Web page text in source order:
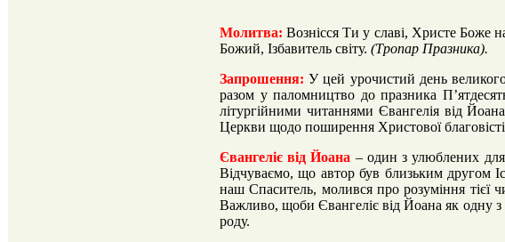
Молитва: Вознісся Ти у славі, Христе Боже
Божий, Ізбавитель світу. (Тропар Празника).
Запрошення: У цей урочистий день
разом у паломництво до празника
літургійними читаннями Євангелія від
Церкви щодо поширення Христової
Євангеліє від Йоана – один з улюблених для
Відчуваємо, що автор був близьким другом
наш Спаситель, молився про розуміння тієї
Важливо, щоби Євангеліє від Йоана як одну
роду.